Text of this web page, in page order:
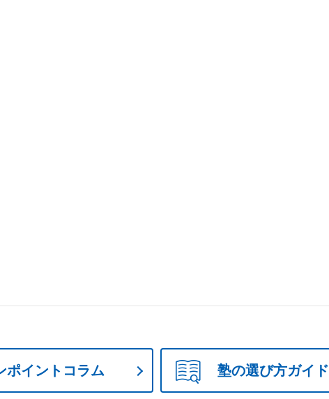
ポイントコラム 塾の選び方ガイド